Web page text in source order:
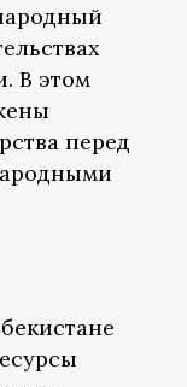
В этом
перед